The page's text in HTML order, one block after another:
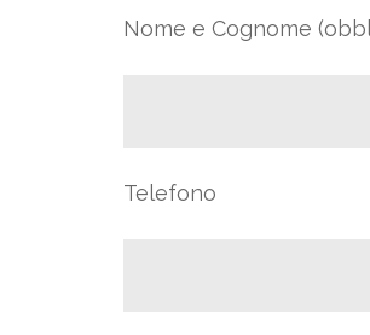
Nome e Cognome
Telefono